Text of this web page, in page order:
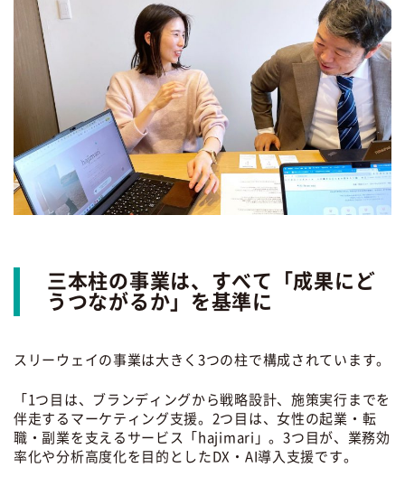
三本柱の事業は、すべて「成果にど
うつながるか」を基準に
スリーウェイの事業は大きく3つの柱で構成されています。
「1つ目は、ブランディングから戦略設計、施策実行までを
伴走するマーケティング支援。2つ目は、女性の起業・転
職・副業を支えるサービス「hajimari」。3つ目が、業務効
率化や分析高度化を目的としたDX・AI導入支援です。